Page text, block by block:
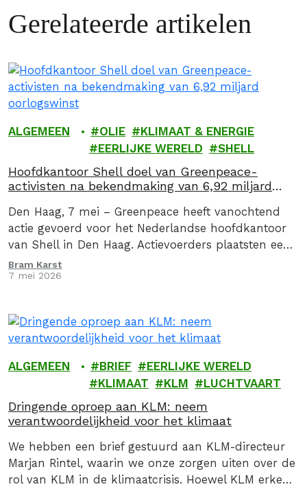
Gerelateerde artikelen
ALGEMEEN OLIE
KLIMAAT & ENERGIE
EERLIJKE WERELD
SHELL
Hoofdkantoor Shell doel van Greenpeace-
activisten na bekendmaking van 6,92 miljard
Den Haag, 7 mei – Greenpeace heeft vanochtend
actie gevoerd voor het Nederlandse hoofdkantoor
van Shell in Den Haag. Actievoerders plaatsten een
drie meter hoge zuil met daarop de oorlogswinst…
Bram Karst
7 mei 2026
ALGEMEEN BRIEF
EERLIJKE WERELD
KLIMAAT
KLM LUCHTVAART
Dringende oproep aan KLM: neem
verantwoordelijkheid voor het klimaat
We hebben een brief gestuurd aan KLM-directeur
Marjan Rintel, waarin we onze zorgen uiten over de
rol van KLM in de klimaatcrisis. Hoewel KLM erkent